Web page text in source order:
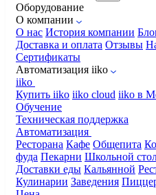
Оборудование
О компании
О нас История компании
Доставка и оплата Отзывы
Сертификаты
Автоматизация iiko
iiko
Купить iiko iiko cloud iiko в
Обучение
Техническая поддержка
Автоматизация
Ресторана Кафе Общепита
фуда Пекарни Школьной
Доставки еды Кальянной
Кулинарии Заведения